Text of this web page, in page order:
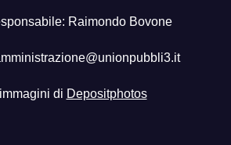
Raimondo Bovone
di Depositphotos